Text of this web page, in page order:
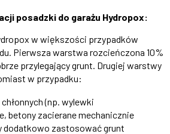
posadzki do garażu Hydropox:
w większości przypadków
Pierwsza warstwa rozcieńczona 10%
przylegający grunt. Drugiej warstwy
w przypadku:
(np. wylewki
betony zacierane mechanicznie
dodatkowo zastosować grunt